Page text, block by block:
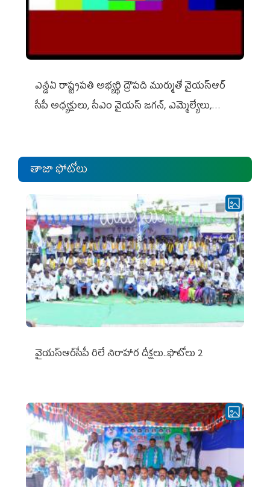
ఎన్డీఏ రాష్ట్ర‌ప‌తి అభ్య‌ర్థి ద్రౌప‌ది ముర్ముతో వైయ‌స్ఆర్
సీపీ అధ్య‌క్షులు, సీఎం వైయ‌స్ జ‌గ‌న్, ఎమ్మెల్యేలు,
తాజా ఫోటోలు
వైయ‌స్ఆర్‌సీపీ రిలే నిరాహార దీక్షలు..ఫొటోలు 2